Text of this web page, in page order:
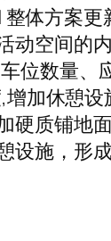
体方案
动空间的
位数量、
加休憩
硬质铺地
设施，形